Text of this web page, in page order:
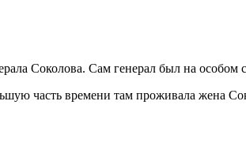
Соколова. Сам генерал был на особом
часть времени там проживала жена